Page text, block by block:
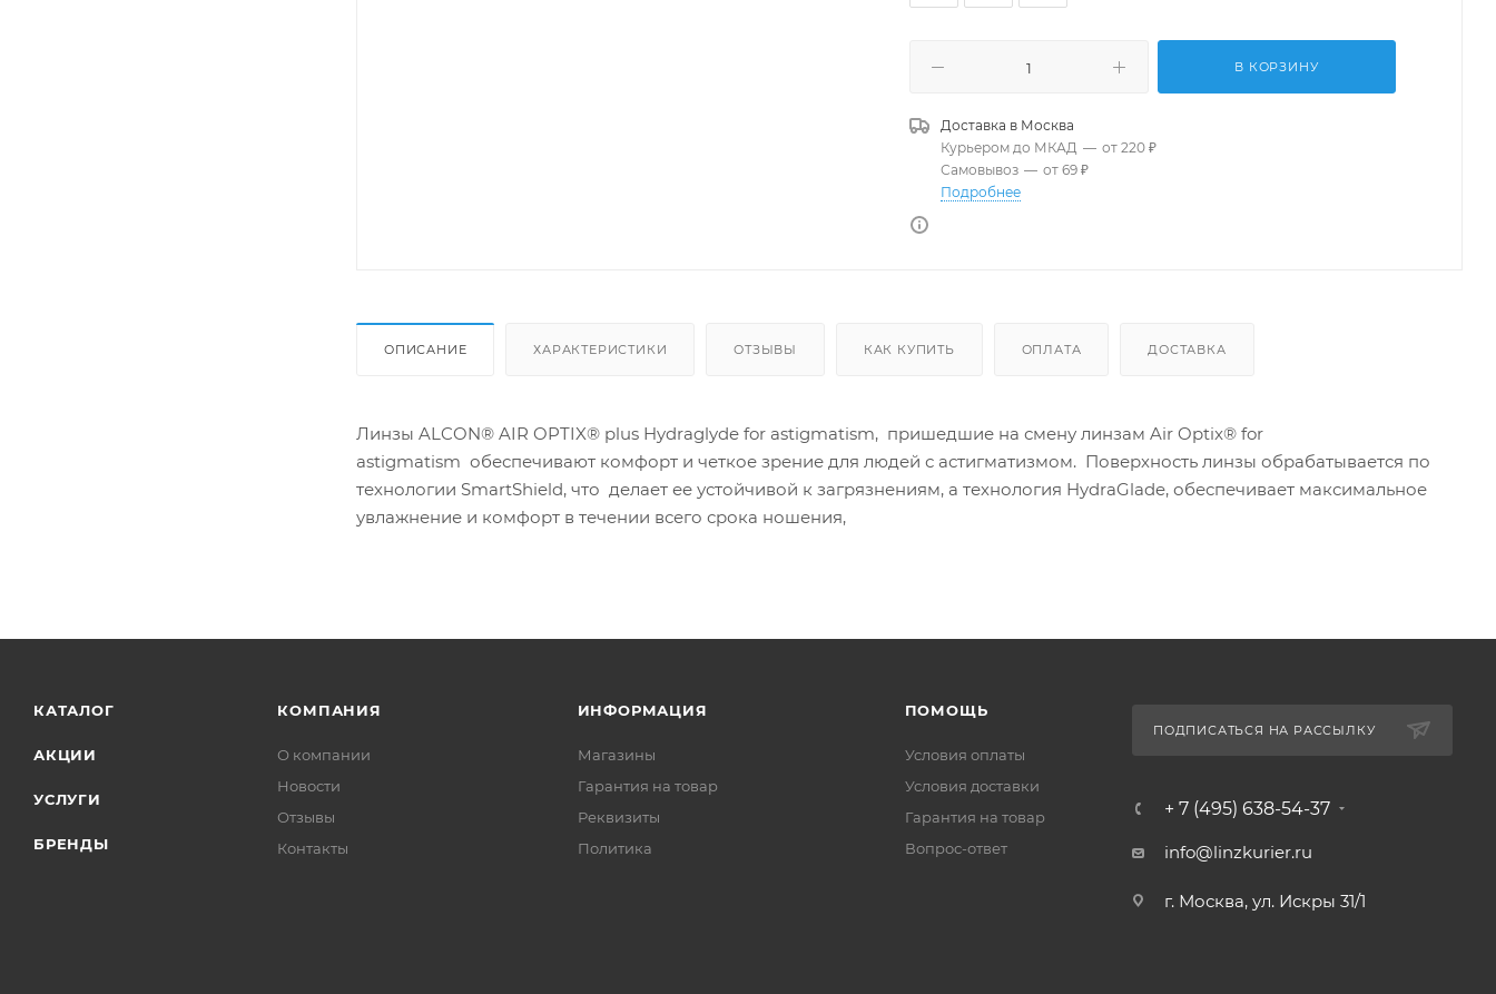
В КОРЗИНУ
Доставка в Москва
Курьером до МКАД — от 220 ₽
Самовывоз — от 69 ₽
Подробнее
ОПИСАНИЕ ХАРАКТЕРИСТИКИ ОТЗЫВЫ КАК КУПИТЬ ОПЛАТА ДОСТАВКА
Линзы ALCON® AIR OPTIX® plus Hydraglyde for astigmatism, пришедшие на смену линзам Air Optix® for
astigmatism обеспечивают комфорт и четкое зрение для людей с астигматизмом. Поверхность линзы обрабатывается по
технологии SmartShield, что делает ее устойчивой к загрязнениям, а технология HydraGlade, обеспечивает максимальное
увлажнение и комфорт в течении всего срока ношения,
КАТАЛОГ
АКЦИИ
УСЛУГИ
БРЕНДЫ
КОМПАНИЯ
О компании
Новости
Отзывы
Контакты
ИНФОРМАЦИЯ
Магазины
Гарантия на товар
Реквизиты
Политика
ПОМОЩЬ
Условия оплаты
Условия доставки
Гарантия на товар
Вопрос-ответ
ПОДПИСАТЬСЯ НА РАССЫЛКУ
+ 7 (495) 638-54-37
info@linzkurier.ru
г. Москва, ул. Искры 31/1